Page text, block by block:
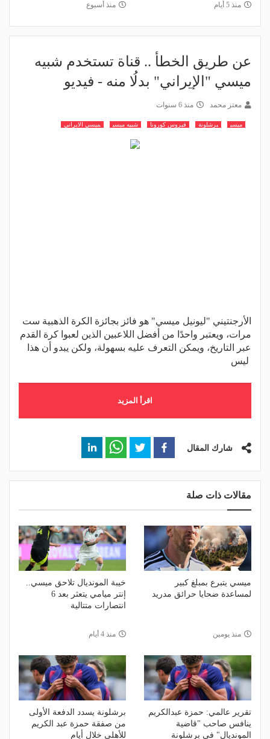
منذ 5 أيام منذ أسبوع
عن طريق الخطأ .. قناة تستخدم شبيه
ميسي "الإيراني" بدلُا منه - فيديو
معتز محمد منذ 6 سنوات
ميسي برشلونة فيروس كورونا شبيه ميسي ميسي الايراني
الأرجنتيني "ليونيل ميسي" هو فائز بجائزة الكرة الذهبية ست
مرات، ويعتبر واحدًا من أفضل اللاعبين الذين لعبوا كرة القدم
عبر التاريخ، ويمكن التعرف عليه بسهولة، ولكن يبدو أن هذا
ليس
اقرأ المزيد
شارك المقال
مقالات ذات صلة
ميسي يتبرع بمبلغ كبير
لمساعدة ضحايا حرائق مدريد
منذ يومين
خيبة المونديال تلاحق ميسي..
إنتر ميامي يتعثر بعد 6
انتصارات متتالية
منذ 4 أيام
تقرير عالمي: حمزة عبدالكريم
ينافس صاحب "قاضية
المونديال" في برشلونة
برشلونة يسدد الدفعة الأولى
من صفقة حمزة عبد الكريم
للأهلي خلال أيام